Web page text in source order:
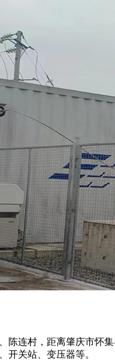
连村，距离肇庆市怀
开关站、变压器等。